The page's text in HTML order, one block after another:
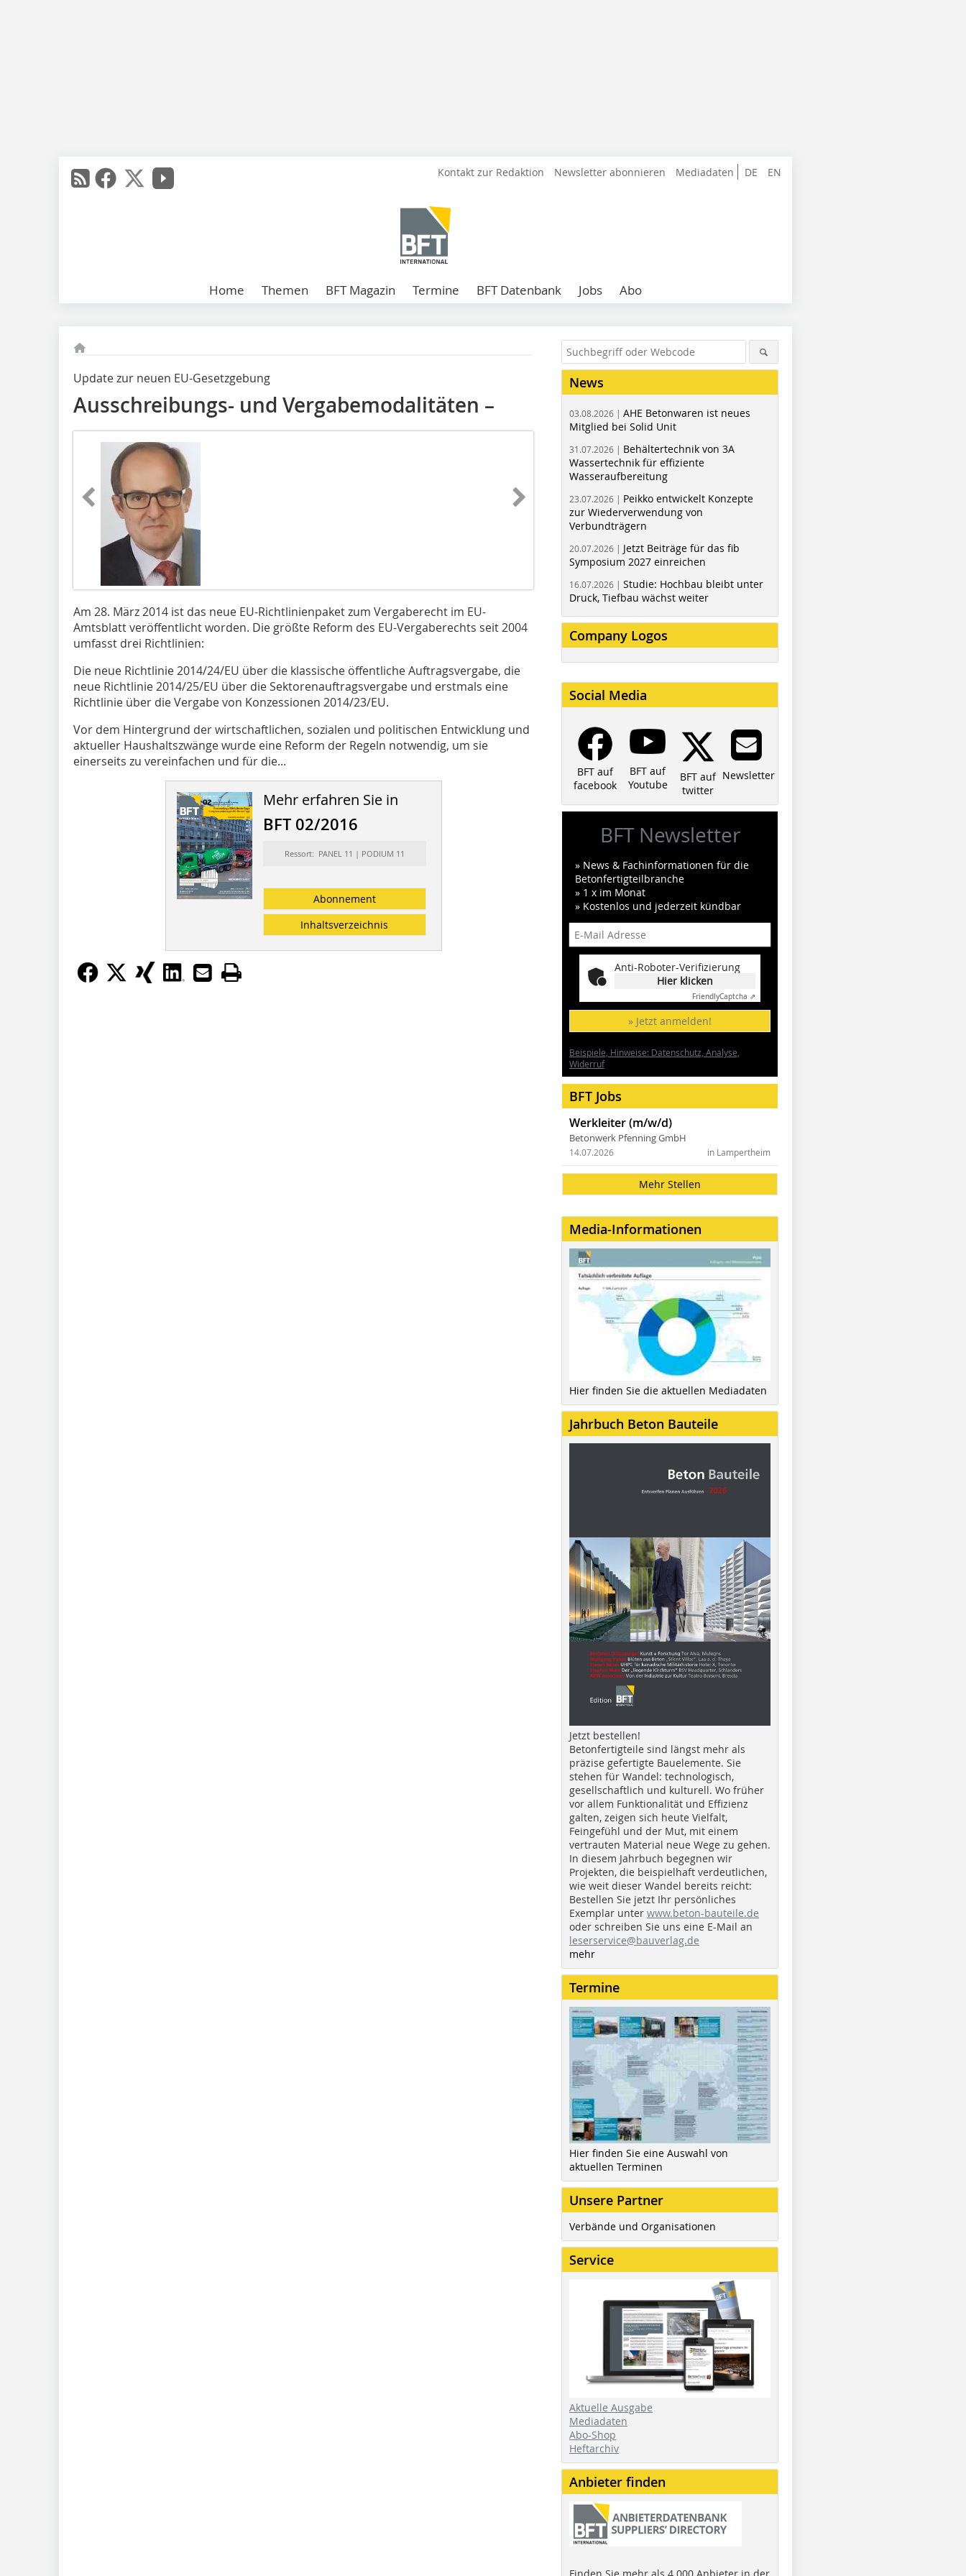
DE EN
Kontakt zur Redaktion Newsletter abonnieren Mediadaten
Home Themen BFT Magazin Termine BFT Datenbank Jobs Abo
Update zur neuen EU-Gesetzgebung
Ausschreibungs- und Vergabemodalitäten –
Am 28. März 2014 ist das neue EU-Richtlinienpaket zum Vergaberecht im EU-
Amtsblatt veröffentlicht worden. Die größte Reform des EU-Vergaberechts seit 2004
umfasst drei Richtlinien:
Die neue Richtlinie 2014/24/EU über die klassische öffentliche Auftragsvergabe, die
neue Richtlinie 2014/25/EU über die Sektorenauftragsvergabe und erstmals eine
Richtlinie über die Vergabe von Konzessionen 2014/23/EU.
Vor dem Hintergrund der wirtschaftlichen, sozialen und politischen Entwicklung und
aktueller Haushaltszwänge wurde eine Reform der Regeln notwendig, um sie
einerseits zu vereinfachen und für die...
Mehr erfahren Sie in
BFT 02/2016
Ressort: PANEL 11 | PODIUM 11
Abonnement
Inhaltsverzeichnis
News
03.08.2026 | AHE Betonwaren ist neues
Mitglied bei Solid Unit
31.07.2026 | Behältertechnik von 3A
Wassertechnik für effiziente
Wasseraufbereitung
23.07.2026 | Peikko entwickelt Konzepte
zur Wiederverwendung von
Verbundträgern
20.07.2026 | Jetzt Beiträge für das fib
Symposium 2027 einreichen
16.07.2026 | Studie: Hochbau bleibt unter
Druck, Tiefbau wächst weiter
Company Logos
Social Media
BFT auf
facebook
BFT auf
Youtube
BFT auf
twitter
Newsletter
BFT Newsletter
» News & Fachinformationen für die
Betonfertigteilbranche
» 1 x im Monat
» Kostenlos und jederzeit kündbar
Anti-Roboter-Verifizierung
Hier klicken
FriendlyCaptcha ⇗
» Jetzt anmelden!
Beispiele, Hinweise: Datenschutz, Analyse,
Widerruf
BFT Jobs
Werkleiter (m/w/d)
Betonwerk Pfenning GmbH
in Lampertheim
14.07.2026
Mehr Stellen
Media-Informationen
Hier finden Sie die aktuellen Mediadaten
Jahrbuch Beton Bauteile
Jetzt bestellen!
Betonfertigteile sind längst mehr als
präzise gefertigte Bauelemente. Sie
stehen für Wandel: technologisch,
gesellschaftlich und kulturell. Wo früher
vor allem Funktionalität und Effizienz
galten, zeigen sich heute Vielfalt,
Feingefühl und der Mut, mit einem
vertrauten Material neue Wege zu gehen.
In diesem Jahrbuch begegnen wir
Projekten, die beispielhaft verdeutlichen,
wie weit dieser Wandel bereits reicht:
Bestellen Sie jetzt Ihr persönliches
Exemplar unter www.beton-bauteile.de
oder schreiben Sie uns eine E-Mail an
leserservice@bauverlag.de
mehr
Termine
Hier finden Sie eine Auswahl von
aktuellen Terminen
Unsere Partner
Verbände und Organisationen
Service
Aktuelle Ausgabe
Mediadaten
Abo-Shop
Heftarchiv
Anbieter finden